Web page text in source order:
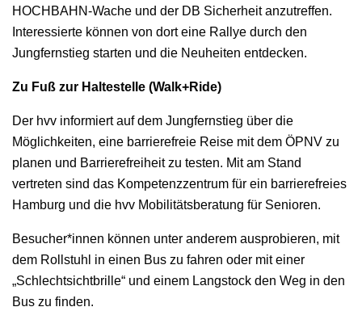
HOCHBAHN-Wache und der DB Sicherheit anzutreffen.
Interessierte können von dort eine Rallye durch den
Jungfernstieg starten und die Neuheiten entdecken.
Zu Fuß zur Haltestelle (Walk+Ride)
Der hvv informiert auf dem Jungfernstieg über die
Möglichkeiten, eine barrierefreie Reise mit dem ÖPNV zu
planen und Barrierefreiheit zu testen. Mit am Stand
vertreten sind das Kompetenzzentrum für ein barrierefreies
Hamburg und die hvv Mobilitätsberatung für Senioren.
Besucher*innen können unter anderem ausprobieren, mit
dem Rollstuhl in einen Bus zu fahren oder mit einer
„Schlechtsichtbrille“ und einem Langstock den Weg in den
Bus zu finden.